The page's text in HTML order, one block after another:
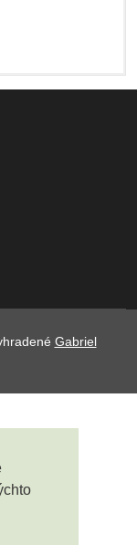
Gabriel